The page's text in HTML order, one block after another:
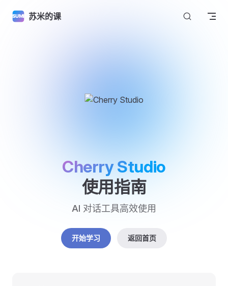
Skip to content
苏米的课
Cherry Studio
使用指南
AI 对话工具高效使用
开始学习 返回首页